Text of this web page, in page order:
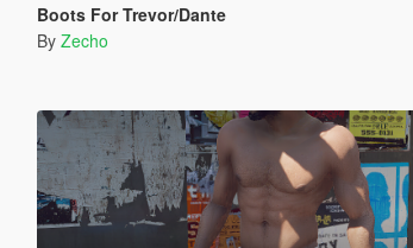
Boots For Trevor/Dante
By Zecho